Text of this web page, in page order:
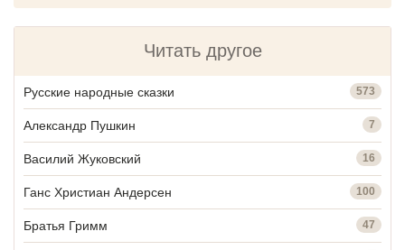
Читать другое
Русские народные сказки 573
Александр Пушкин 7
Василий Жуковский 16
Ганс Христиан Андерсен 100
Братья Гримм 47